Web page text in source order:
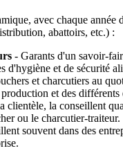
avec chaque
abattoirs, etc.) :
- Garants d'un savoir-
d'hygiène et de sécurité
et charcutiers au
et des différents
clientèle, la conseillent
ou le charcutier-traiteur.
souvent dans des